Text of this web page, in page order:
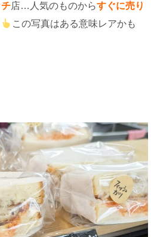
店…人気のものからすぐに売り
この写真はある意味レアかも